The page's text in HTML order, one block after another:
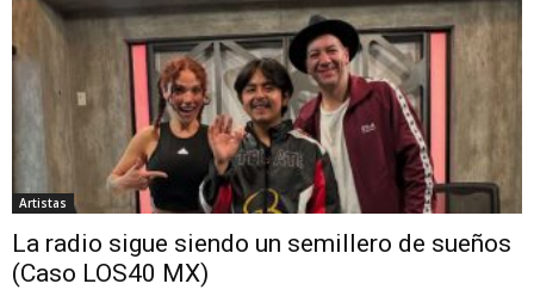
Artistas
La radio sigue siendo un semillero de sueños
(Caso LOS40 MX)